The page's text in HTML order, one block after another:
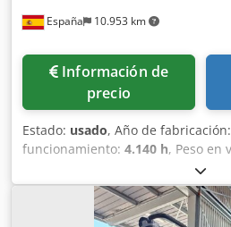
España 10.953 km
Información de
precio
Estado: usado, Año de fabricación:
funcionamiento: 4.140 h, Peso en
Eb Njpfx Aayorf Dimensiones
Ubicación: El Burgo de Ebro
compactación usado, de hombre